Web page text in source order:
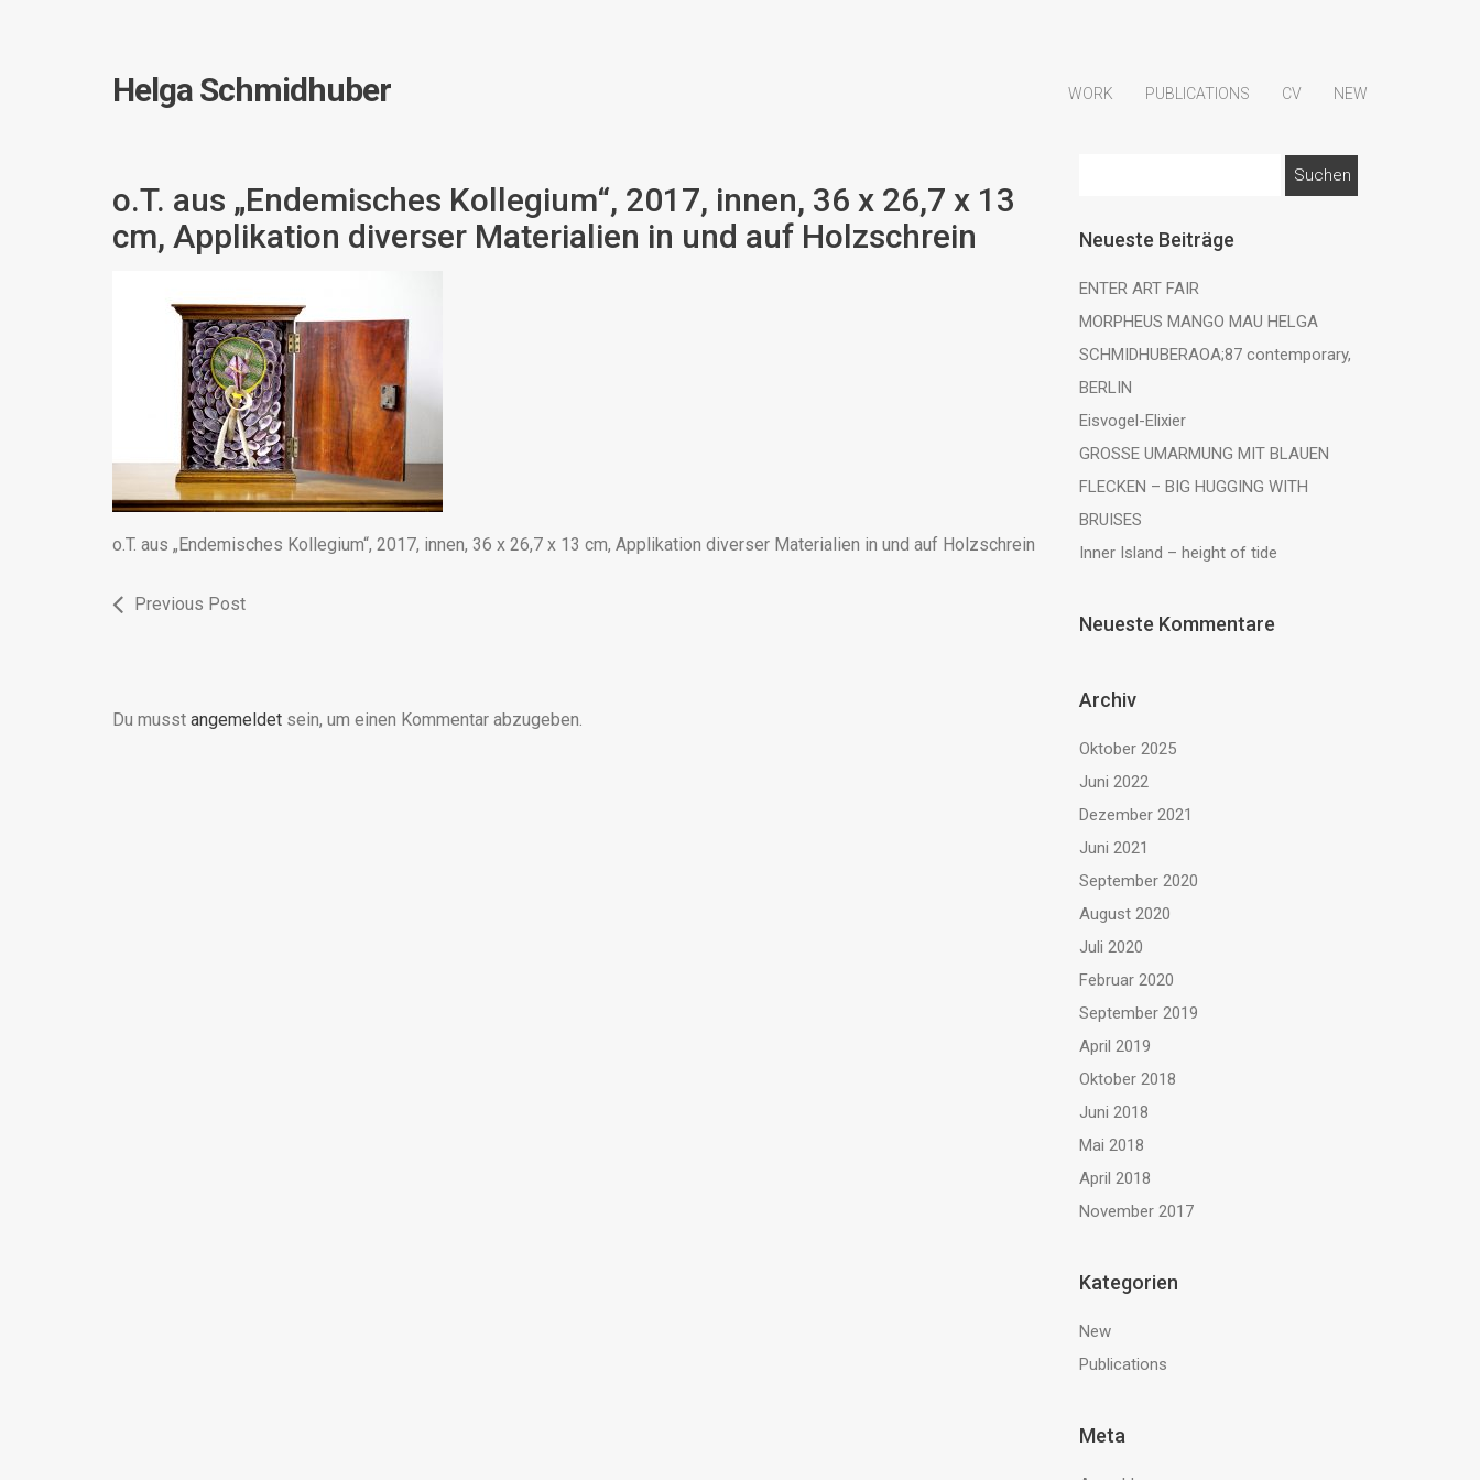
Helga Schmidhuber WORK PUBLICATIONS CV NEW
o.T. aus „Endemisches Kollegium“, 2017, innen, 36 x 26,7 x 13
cm, Applikation diverser Materialien in und auf Holzschrein
o.T. aus „Endemisches Kollegium“, 2017, innen, 36 x 26,7 x 13 cm, Applikation diverser Materialien in und auf Holzschrein
Previous Post
Du musst angemeldet sein, um einen Kommentar abzugeben.
Neueste Beiträge
ENTER ART FAIR
MORPHEUS MANGO MAU HELGA
SCHMIDHUBERAOA;87 contemporary,
BERLIN
Eisvogel-Elixier
GROSSE UMARMUNG MIT BLAUEN
FLECKEN – BIG HUGGING WITH
BRUISES
Inner Island – height of tide
Neueste Kommentare
Archiv
Oktober 2025
Juni 2022
Dezember 2021
Juni 2021
September 2020
August 2020
Juli 2020
Februar 2020
September 2019
April 2019
Oktober 2018
Juni 2018
Mai 2018
April 2018
November 2017
Kategorien
New
Publications
Meta